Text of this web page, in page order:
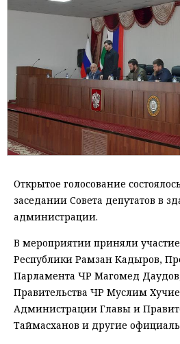
Открытое голосование
заседании Совета депутатов в
администрации.
В мероприятии приняли
Республики Рамзан Кадыров,
Парламента ЧР Магомед
Правительства ЧР Муслим
Администрации Главы и
Таймасханов и другие